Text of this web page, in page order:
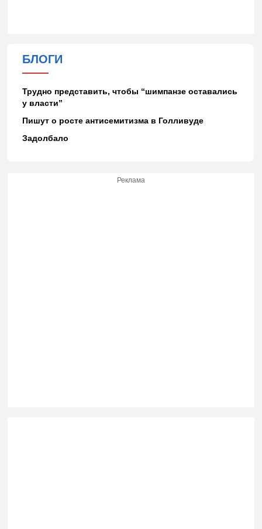
БЛОГИ
Трудно представить, чтобы “шимпанзе оставались
у власти”
Пишут о росте антисемитизма в Голливуде
Задолбало
Реклама